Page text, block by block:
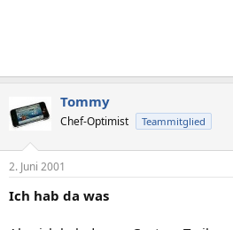
Tommy
Chef-Optimist Teammitglied
2. Juni 2001
Ich hab da was